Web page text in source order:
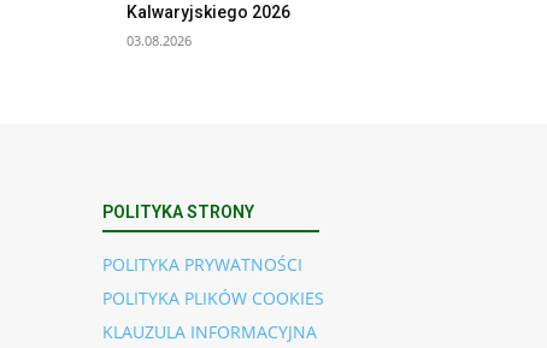
Kalwaryjskiego 2026
03.08.2026
POLITYKA STRONY
POLITYKA PRYWATNOŚCI
POLITYKA PLIKÓW COOKIES
KLAUZULA INFORMACYJNA